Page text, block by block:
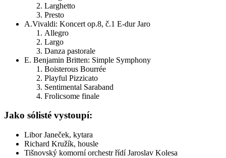
Larghetto
Presto
A.Vivaldi: Koncert op.8, č.1 E-dur Jaro
Allegro
Largo
Danza pastorale
E. Benjamin Britten: Simple Symphony
Boisterous Bourrée
Playful Pizzicato
Sentimental Saraband
Frolicsome finale
Jako sólisté vystoupí:
Libor Janeček, kytara
Richard Kružík, housle
Tišnovský komorní orchestr řídí Jaroslav Kolesa